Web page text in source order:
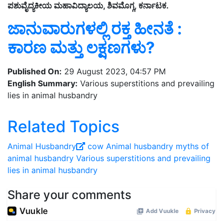
ಪಶುವೈದ್ಯಕೀಯ ಮಹಾವಿದ್ಯಾಲಯ, ಶಿವಮೊಗ್ಗ, ಕರ್ನಾಟಕ.
ಜಾನುವಾರುಗಳಲ್ಲಿ ರಕ್ತ ಹೀನತೆ :
ಕಾರಣ ಮತ್ತು ಲಕ್ಷಣಗಳು?
Published On: 29 August 2023, 04:57 PM
English Summary: Various superstitions and prevailing
lies in animal husbandry
Related Topics
Animal Husbandry cow Animal husbandry myths of
animal husbandry Various superstitions and prevailing
lies in animal husbandry
Share your comments